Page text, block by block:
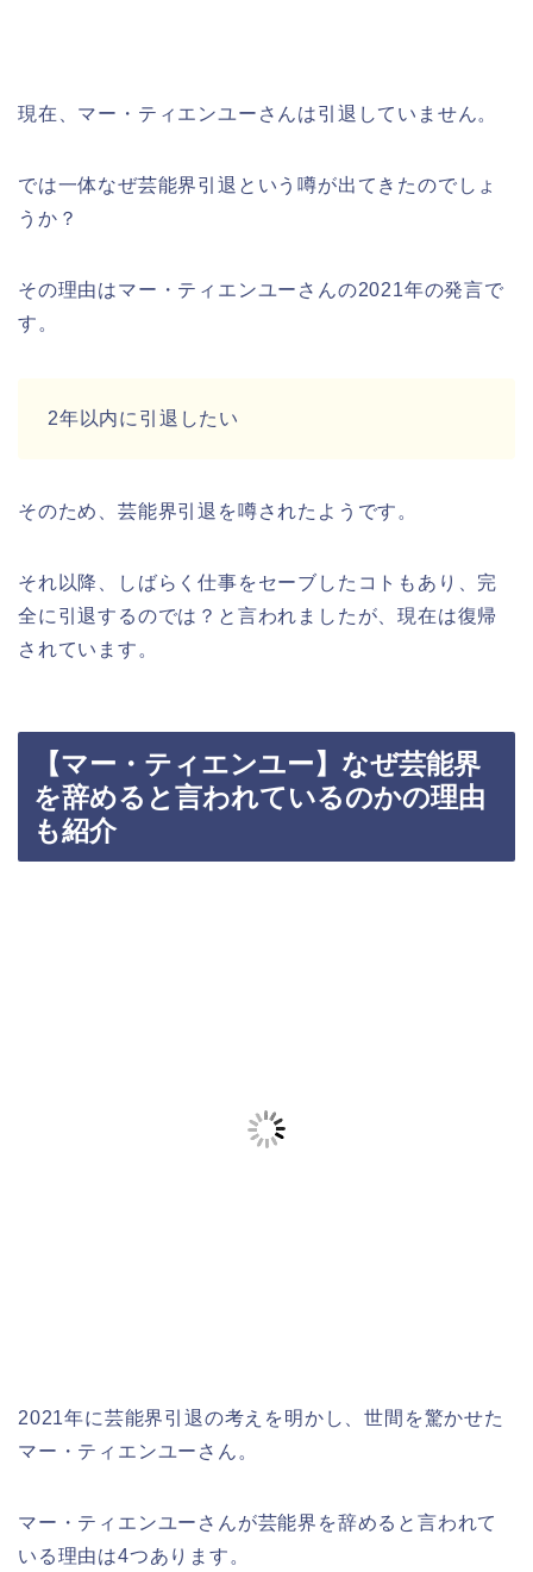
現在、マー・ティエンユーさんは引退していません。
では一体なぜ芸能界引退という噂が出てきたのでしょ
うか？
その理由はマー・ティエンユーさんの2021年の発言で
す。
2年以内に引退したい
そのため、芸能界引退を噂されたようです。
それ以降、しばらく仕事をセーブしたコトもあり、完
全に引退するのでは？と言われましたが、現在は復帰
されています。
【マー・ティエンユー】なぜ芸能界
を辞めると言われているのかの理由
も紹介
2021年に芸能界引退の考えを明かし、世間を驚かせた
マー・ティエンユーさん。
マー・ティエンユーさんが芸能界を辞めると言われて
いる理由は4つあります。